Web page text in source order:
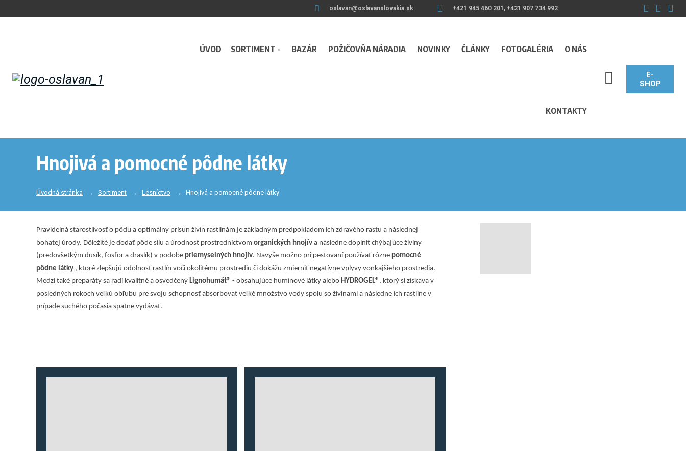
oslavan@oslavanslovakia.sk +421 945 460 201, +421 907 734 992
ÚVOD SORTIMENT BAZÁR POŽIČOVŇA NÁRADIA NOVINKY ČLÁNKY FOTOGALÉRIA O NÁS
KONTAKTY
SEARCH_LABEL
E-
SHOP
Hnojivá a pomocné pôdne látky
Úvodná stránka Sortiment Lesníctvo Hnojivá a pomocné pôdne látky
Pravidelná starostlivosť o pôdu a optimálny prísun živín rastlinám je základným predpokladom ich zdravého rastu a následnej
bohatej úrody. Dôležité je dodať pôde silu a úrodnosť prostredníctvom organických hnojív a následne doplniť chýbajúce živiny
(predovšetkým dusík, fosfor a draslík) v podobe priemyselných hnojív. Navyše možno pri pestovaní používať rôzne pomocné
pôdne látky , ktoré zlepšujú odolnosť rastlín voči okolitému prostrediu či dokážu zmierniť negatívne vplyvy vonkajšieho prostredia.
Medzi také preparáty sa radí kvalitné a osvedčený Lignohumát® - obsahujúce humínové látky alebo HYDROGEL® , ktorý si získava v
posledných rokoch veľkú obľubu pre svoju schopnosť absorbovať veľké množstvo vody spolu so živinami a následne ich rastline v
prípade suchého počasia spätne vydávať.